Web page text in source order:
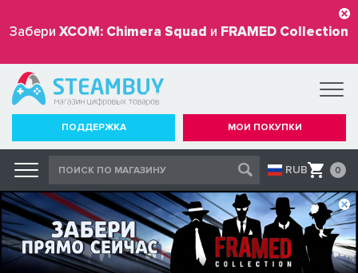
Забери XCOM: Chimera Squad и FRAMED Collection
бесплатно
ПОДДЕРЖКА МОИ ПОКУПКИ
RUB 0